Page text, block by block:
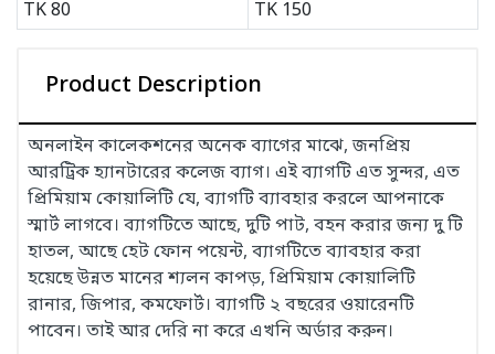
TK80 TK 150
Product Description
অনলাইন কালেকশনের অনেক ব্যাগের মাঝে, জনপ্রিয়
আরট্রিক হ্যানটারের কলেজ ব্যাগ। এই ব্যাগটি এত সুন্দর, এত
প্রিমিয়াম কোয়ালিটি যে, ব্যাগটি ব্যাবহার করলে আপনাকে
স্মার্ট লাগবে। ব্যাগটিতে আছে, দুটি পাট, বহন করার জন্য দু টি
হাতল, আছে হেট ফোন পয়েন্ট, ব্যাগটিতে ব্যাবহার করা
হয়েছে উন্নত মানের শ্যলন কাপড়, প্রিমিয়াম কোয়ালিটি
রানার, জিপার, কমফোর্ট। ব্যাগটি ২ বছরের ওয়ারেনটি
পাবেন। তাই আর দেরি না করে এখনি অর্ডার করুন।